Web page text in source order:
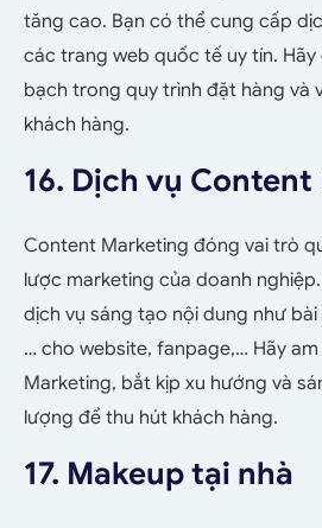
tăng cao. Bạn có thể cung cấp
các trang web quốc tế uy tín. Hãy
bạch trong quy trình đặt hàng và
khách hàng.
16. Dịch vụ
Content Marketing đóng vai trò
lược marketing của doanh
dịch vụ sáng tạo nội dung như bài
… cho website, fanpage,… Hãy
Marketing, bắt kịp xu hướng và
lượng để thu hút khách hàng.
17. Makeup tại nhà